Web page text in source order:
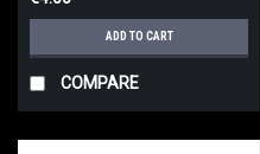
ADD TO CART
COMPARE